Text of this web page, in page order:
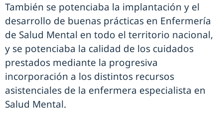
También se potenciaba la implantación y el
desarrollo de buenas prácticas en Enfermería
de Salud Mental en todo el territorio nacional,
y se potenciaba la calidad de los cuidados
prestados mediante la progresiva
incorporación a los distintos recursos
asistenciales de la enfermera especialista en
Salud Mental.